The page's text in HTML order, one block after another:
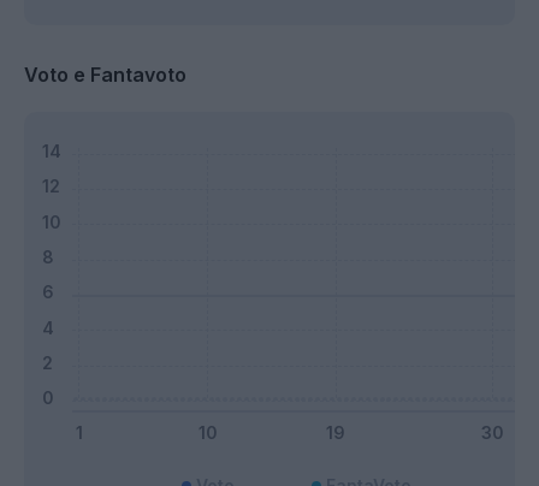
Voto e Fantavoto